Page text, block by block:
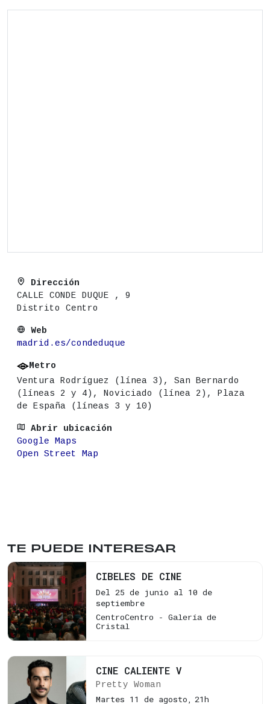
Dirección
CALLE CONDE DUQUE , 9
Distrito Centro
Web
madrid.es/condeduque
Metro
Ventura Rodríguez (línea 3), San Bernardo
(líneas 2 y 4), Noviciado (línea 2), Plaza
de España (líneas 3 y 10)
Abrir ubicación
Google Maps
Open Street Map
TE PUEDE INTERESAR
CIBELES DE CINE
Del 25 de junio al 10 de
septiembre
CentroCentro - Galería de
Cristal
CINE CALIENTE V
Pretty Woman
Martes 11 de agosto, 21h